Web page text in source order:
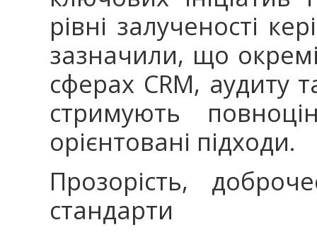
рівні залученості
зазначили, що
сферах CRM, аудиту
стримують
орієнтовані підходи.
Прозорість,
стандарти